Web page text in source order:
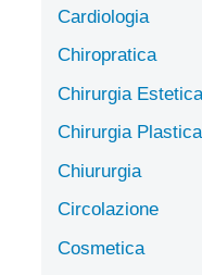
Cardiologia
Chiropratica
Chirurgia Estetica
Chirurgia Plastica
Chiururgia
Circolazione
Cosmetica